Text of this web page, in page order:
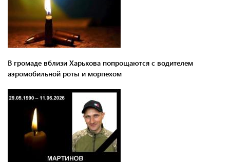
В громаде вблизи Харькова попрощаются с водителем
аэромобильной роты и морпехом